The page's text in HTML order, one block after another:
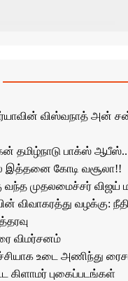
விஸ்வநாத் அன்
தமிழ்நாடு பாக்ஸ் ஆபீஸ்..
இத்தனை கோடி வசூலா!!
வந்த முதலமைச்சர் விஜய்
விவாகரத்து வழக்கு:
விமர்சனம்
உடை அணிந்து
கிளாமர் புகைப்படங்கள்